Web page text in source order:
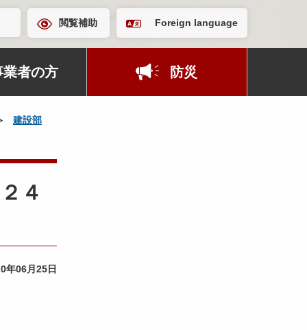
閲覧補助 Foreign language
業者の方 防災
建設部
４
年06月25日